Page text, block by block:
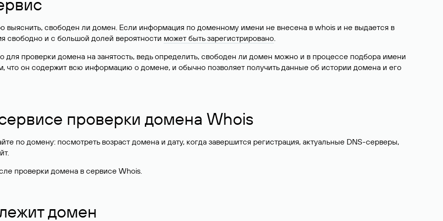
выяснить, свободен ли домен. Если информация по доменному имени не внесена в whois и не выдается в
свободно и с большой долей вероятности может быть зарегистрировано.
для проверки домена на занятость, ведь определить, свободен ли домен можно и в процессе подбора имени
что он содержит всю информацию о домене, и обычно позволяет получить данные об истории домена и его
проверки домена Whois
по домену: посмотреть возраст домена и дату, когда завершится регистрация, актуальные DNS-серверы,
проверки домена в сервисе Whois.
домен